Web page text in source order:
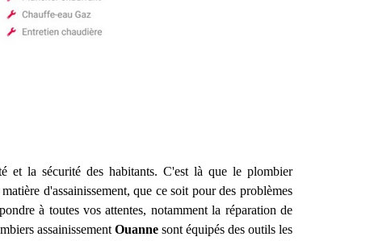
et la sécurité des habitants. C'est là que le plombier
d'assainissement, que ce soit pour des problèmes
à toutes vos attentes, notamment la réparation de
assainissement Ouannesont équipés des outils les